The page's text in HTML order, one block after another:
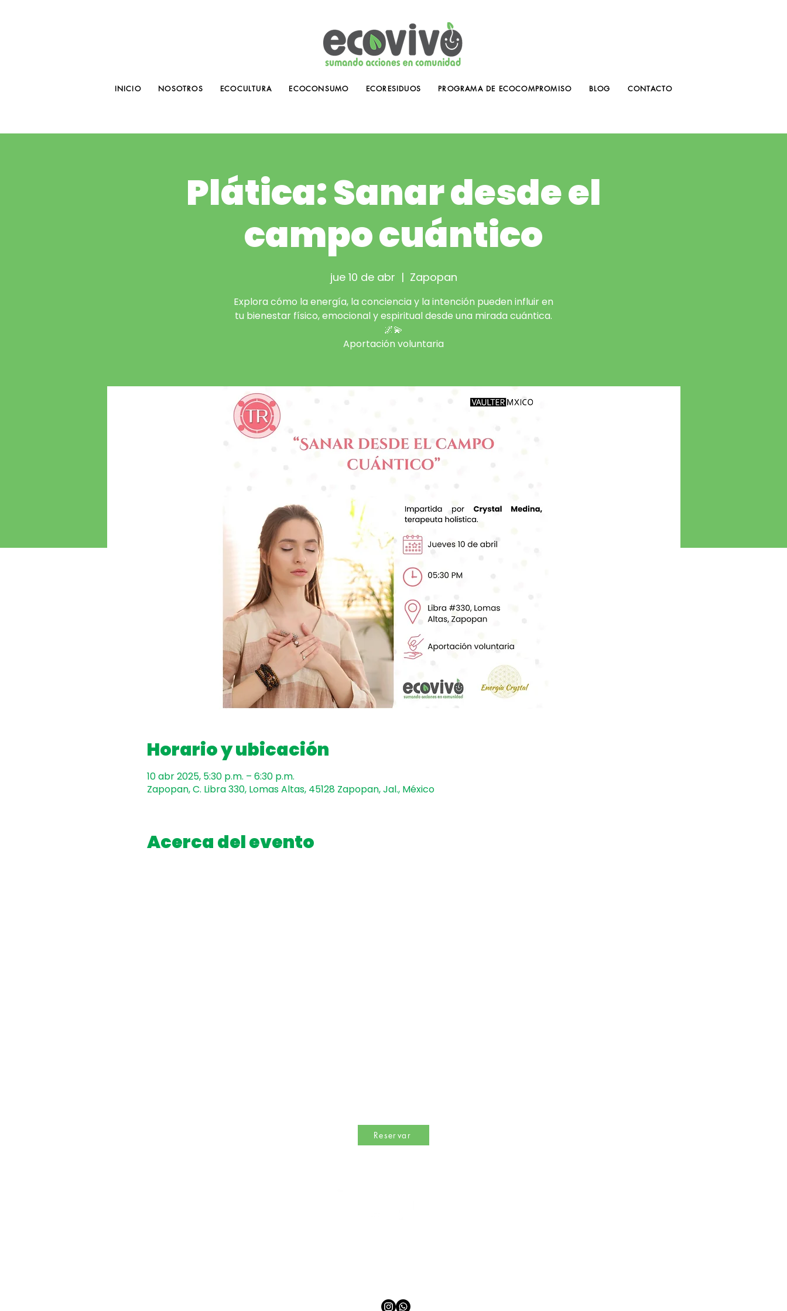
INICIO NOSOTROS ECOCULTURA ECOCONSUMO ECORESIDUOS PROGRAMA DE ECOCOMPROMISO BLOG CONTACTO
Plática: Sanar desde el
campo cuántico
jue 10 de abr
  |
Zapopan
Explora cómo la energía, la conciencia y la intención pueden influir en
tu bienestar físico, emocional y espiritual desde una mirada cuántica.
🌌💫
Aportación voluntaria
Horario y ubicación
10 abr 2025, 5:30 p.m. – 6:30 p.m.
Zapopan, C. Libra 330, Lomas Altas, 45128 Zapopan, Jal., México
Acerca del evento
Reservar